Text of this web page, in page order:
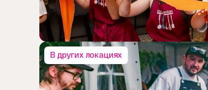
В других локациях